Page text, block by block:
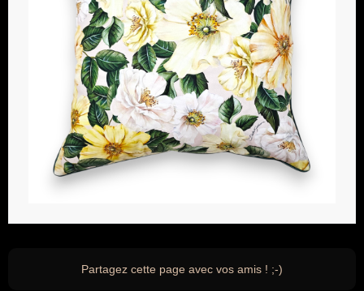
Partagez cette page avec vos amis ! ;-)